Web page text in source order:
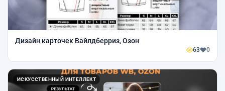
Дизайн карточек Вайлдберриз, Озон
63 0
ИСКУССТВЕННЫЙ ИНТЕЛЛЕКТ